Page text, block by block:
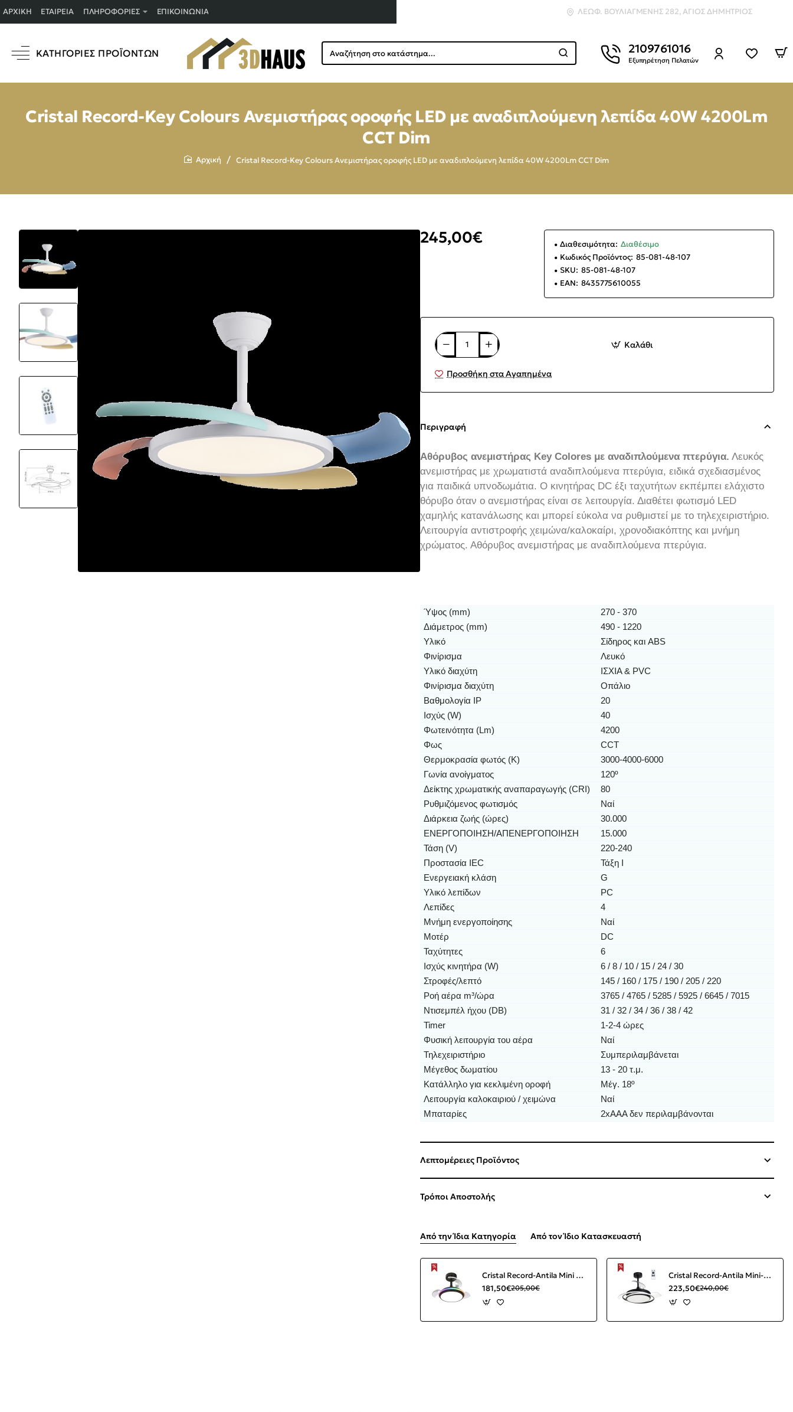
ΑΡΧΙΚΉ ΕΤΑΙΡΕΊΑ ΠΛΗΡΟΦΟΡΊΕΣ ΕΠΙΚΟΙΝΩΝΊΑ ΛΕΩΦ. ΒΟΥΛΙΑΓΜΈΝΗΣ 282, ΆΓΙΟΣ ΔΗΜΉΤΡΙΟΣ
ΚΑΤΗΓΟΡΊΕΣ ΠΡΟΪΌΝΤΩΝ
Αναζήτηση
στο
2109761016
Εξυπηρέτηση Πελατών
Cristal Record-Key Colours Ανεμιστήρας οροφής LED με αναδιπλούμενη λεπίδα 40W 4200Lm
CCT Dim
Cristal Record-Key Colours Ανεμιστήρας οροφής LED με αναδιπλούμενη λεπίδα 40W 4200Lm CCT Dim
245,00€ Διαθεσιμότητα: Διαθέσιμο
Κωδικός Προϊόντος: 85-081-48-107
SKU: 85-081-48-107
EAN: 8435775610055
Καλάθι
Προσθήκη στα Αγαπημένα
Περιγραφή
Αθόρυβος ανεμιστήρας Key Colores με αναδιπλούμενα πτερύγια. Λευκός
ανεμιστήρας με χρωματιστά αναδιπλούμενα πτερύγια, ειδικά σχεδιασμένος
για παιδικά υπνοδωμάτια. Ο κινητήρας DC έξι ταχυτήτων εκπέμπει ελάχιστο
θόρυβο όταν ο ανεμιστήρας είναι σε λειτουργία. Διαθέτει φωτισμό LED
χαμηλής κατανάλωσης και μπορεί εύκολα να ρυθμιστεί με το τηλεχειριστήριο.
Λειτουργία αντιστροφής χειμώνα/καλοκαίρι, χρονοδιακόπτης και μνήμη
χρώματος. Αθόρυβος ανεμιστήρας με αναδιπλούμενα πτερύγια.
Ύψος (mm)
270 - 370
Διάμετρος (mm)
490 - 1220
Υλικό
Σίδηρος και ABS
Φινίρισμα
Λευκό
Υλικό διαχύτη
ΙΣΧΙΑ & PVC
Φινίρισμα διαχύτη
Οπάλιο
Βαθμολογία IP
20
Ισχύς (W)
40
Φωτεινότητα (Lm)
4200
Φως
CCT
Θερμοκρασία φωτός (K)
3000-4000-6000
Γωνία ανοίγματος
120º
Δείκτης χρωματικής αναπαραγωγής (CRI)
80
Ρυθμιζόμενος φωτισμός
Ναί
Διάρκεια ζωής (ώρες)
30.000
ΕΝΕΡΓΟΠΟΙΗΣΗ/ΑΠΕΝΕΡΓΟΠΟΙΗΣΗ
15.000
Τάση (V)
220-240
Προστασία IEC
Τάξη Ι
Ενεργειακή κλάση
G
Υλικό λεπίδων
PC
Λεπίδες
4
Μνήμη ενεργοποίησης
Ναί
Μοτέρ
DC
Ταχύτητες
6
Ισχύς κινητήρα (W)
6 / 8 / 10 / 15 / 24 / 30
Στροφές/λεπτό
145 / 160 / 175 / 190 / 205 / 220
Ροή αέρα m³/ώρα
3765 / 4765 / 5285 / 5925 / 6645 / 7015
Ντισεμπέλ ήχου (DB)
31 / 32 / 34 / 36 / 38 / 42
Timer
1-2-4 ώρες
Φυσική λειτουργία του αέρα
Ναί
Τηλεχειριστήριο
Συμπεριλαμβάνεται
Μέγεθος δωματίου
13 - 20 τ.μ.
Κατάλληλο για κεκλιμένη οροφή
Μέγ. 18º
Λειτουργία καλοκαιριού / χειμώνα
Ναί
Μπαταρίες
2xAAA δεν περιλαμβάνονται
Λεπτομέρειες Προϊόντος
Τρόποι Αποστολής
Από την Ίδια Κατηγορία Από τον Ίδιο Κατασκευαστή
Cristal Record-Antila Mini XS Ανεμιστήρας οροφής LED 40W Μαύρος ΚΩΔ.-85-094-22-180
181,50€205,00€
Cristal Record-Antila Mini-Black Ανεμιστήρας οροφής LED ΚΩΔ.-85-402-40-180
223,50€240,00€